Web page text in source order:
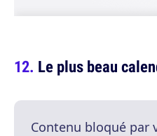
Le plus beau
Contenu bloqué par